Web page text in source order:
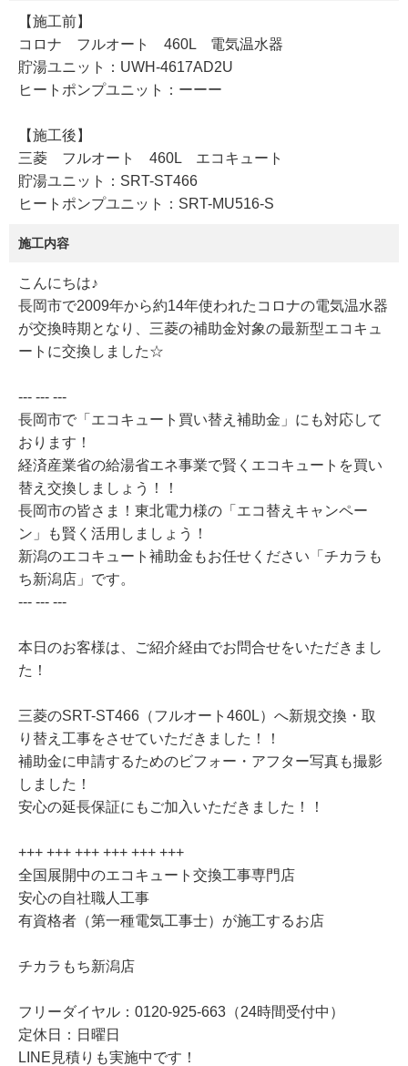
【施工前】
コロナ フルオート 460L 電気温水器
貯湯ユニット：UWH-4617AD2U
ヒートポンプユニット：ーーー
【施工後】
三菱 フルオート 460L エコキュート
貯湯ユニット：SRT-ST466
ヒートポンプユニット：SRT-MU516-S
施工内容
こんにちは♪
長岡市で2009年から約14年使われたコロナの電気温水器
が交換時期となり、三菱の補助金対象の最新型エコキュ
ートに交換しました☆
--- --- ---
長岡市で「エコキュート買い替え補助金」にも対応して
おります！
経済産業省の給湯省エネ事業で賢くエコキュートを買い
替え交換しましょう！！
長岡市の皆さま！東北電力様の「エコ替えキャンペー
ン」も賢く活用しましょう！
新潟のエコキュート補助金もお任せください「チカラも
ち新潟店」です。
--- --- ---
本日のお客様は、ご紹介経由でお問合せをいただきまし
た！
三菱のSRT-ST466（フルオート460L）へ新規交換・取
り替え工事をさせていただきました！！
補助金に申請するためのビフォー・アフター写真も撮影
しました！
安心の延長保証にもご加入いただきました！！
+++ +++ +++ +++ +++ +++
全国展開中のエコキュート交換工事専門店
安心の自社職人工事
有資格者（第一種電気工事士）が施工するお店
チカラもち新潟店
フリーダイヤル：0120-925-663（24時間受付中）
定休日：日曜日
LINE見積りも実施中です！